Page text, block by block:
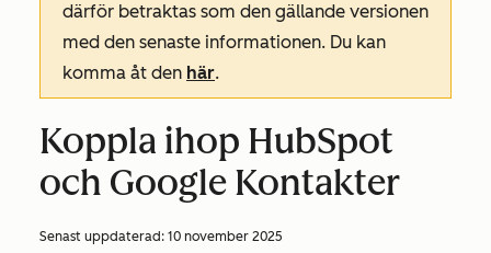
därför betraktas som den gällande versionen
med den senaste informationen. Du kan
komma åt den här.
Koppla ihop HubSpot
och Google Kontakter
Senast uppdaterad: 10 november 2025